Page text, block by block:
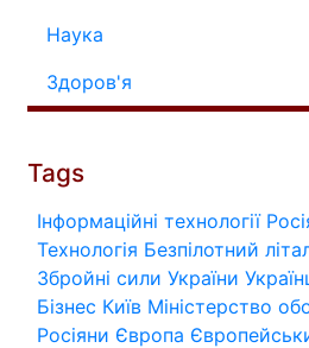
Наука
Здоров'я
Tags
Інформаційні технології
Технологія Безпілотний
Збройні сили України
Бізнес Київ Міністерство
Росіяни Європа